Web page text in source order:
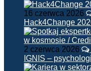
16 czerwca 2026
Hack4Change
2 czerwca 2026
IGNIS –